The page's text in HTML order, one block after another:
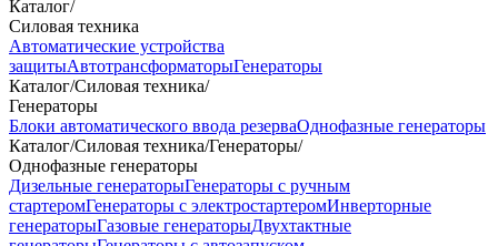
Каталог/
Силовая техника
Автоматические устройства
защитыАвтотрансформаторыГенераторы
Каталог/Силовая техника/
Генераторы
Блоки автоматического ввода резерваОднофазные генераторы
Каталог/Силовая техника/Генераторы/
Однофазные генераторы
Дизельные генераторыГенераторы с ручным
стартеромГенераторы с электростартеромИнверторные
генераторыГазовые генераторыДвухтактные